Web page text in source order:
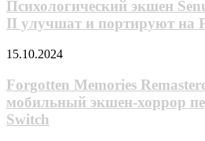
Senua’s
Saga:
Hellblade
улучшат
портируют
на
PS5
Психологический экшен
II улучшат и портируют на
Forgotten
Remastered
—
неплохой
мобильный
15.10.2024
Forgotten Memories
мобильный экшен-хоррор
Switch